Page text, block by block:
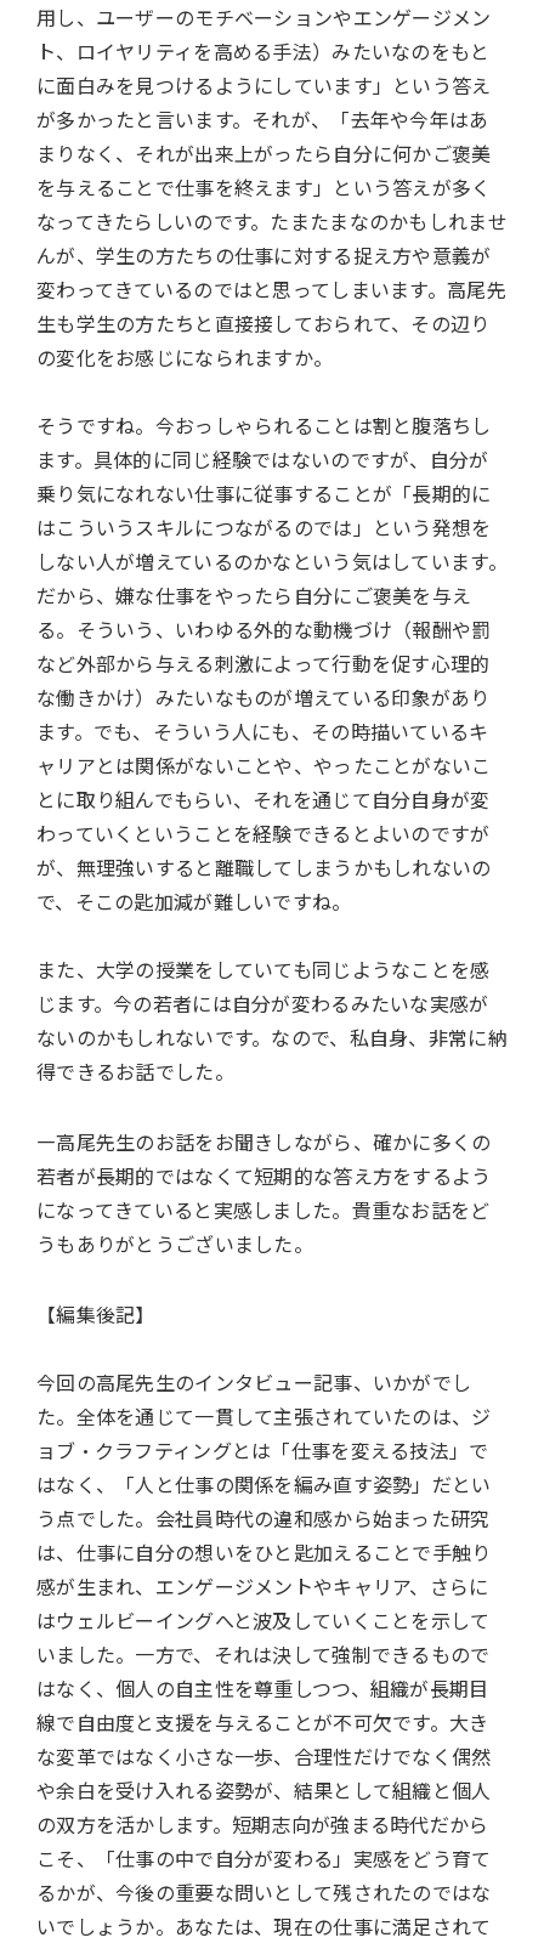
用し、ユーザーのモチベーションやエンゲージメン
ト、ロイヤリティを高める手法）みたいなのをもと
に面白みを見つけるようにしています」という答え
が多かったと言います。それが、「去年や今年はあ
まりなく、それが出来上がったら自分に何かご褒美
を与えることで仕事を終えます」という答えが多く
なってきたらしいのです。たまたまなのかもしれませ
んが、学生の方たちの仕事に対する捉え方や意義が
変わってきているのではと思ってしまいます。高尾先
生も学生の方たちと直接接しておられて、その辺り
の変化をお感じになられますか。
そうですね。今おっしゃられることは割と腹落ちし
ます。具体的に同じ経験ではないのですが、自分が
乗り気になれない仕事に従事することが「長期的に
はこういうスキルにつながるのでは」という発想を
しない人が増えているのかなという気はしています。
だから、嫌な仕事をやったら自分にご褒美を与え
る。そういう、いわゆる外的な動機づけ（報酬や罰
など外部から与える刺激によって行動を促す心理的
な働きかけ）みたいなものが増えている印象があり
ます。でも、そういう人にも、その時描いているキ
ャリアとは関係がないことや、やったことがないこ
とに取り組んでもらい、それを通じて自分自身が変
わっていくということを経験できるとよいのですが
が、無理強いすると離職してしまうかもしれないの
で、そこの匙加減が難しいですね。
また、大学の授業をしていても同じようなことを感
じます。今の若者には自分が変わるみたいな実感が
ないのかもしれないです。なので、私自身、非常に納
得できるお話でした。
―高尾先生のお話をお聞きしながら、確かに多くの
若者が長期的ではなくて短期的な答え方をするよう
になってきていると実感しました。貴重なお話をど
うもありがとうございました。
【編集後記】
今回の高尾先生のインタビュー記事、いかがでし
た。全体を通じて一貫して主張されていたのは、ジ
ョブ・クラフティングとは「仕事を変える技法」で
はなく、「人と仕事の関係を編み直す姿勢」だとい
う点でした。会社員時代の違和感から始まった研究
は、仕事に自分の想いをひと匙加えることで手触り
感が生まれ、エンゲージメントやキャリア、さらに
はウェルビーイングへと波及していくことを示して
いました。一方で、それは決して強制できるもので
はなく、個人の自主性を尊重しつつ、組織が長期目
線で自由度と支援を与えることが不可欠です。大き
な変革ではなく小さな一歩、合理性だけでなく偶然
や余白を受け入れる姿勢が、結果として組織と個人
の双方を活かします。短期志向が強まる時代だから
こそ、「仕事の中で自分が変わる」実感をどう育て
るかが、今後の重要な問いとして残されたのではな
いでしょうか。あなたは、現在の仕事に満足されて